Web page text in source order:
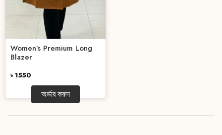
Women’s Premium Long
Blazer
৳ 1550
অর্ডার করুন